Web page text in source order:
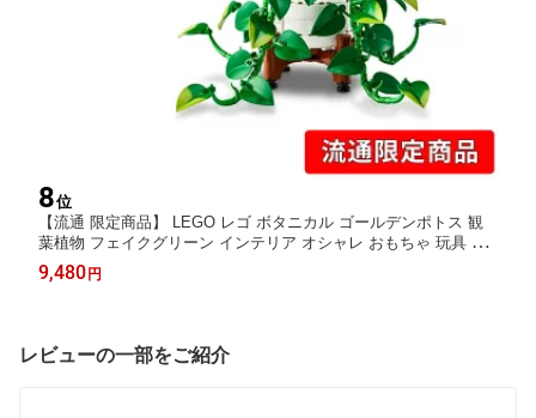
8位
【流通 限定商品】 LEGO レゴ ボタニカル ゴールデンポトス 観
葉植物 フェイクグリーン インテリア オシャレ おもちゃ 玩具 誕
生日 プレゼント ブロック 11512
9,480 円
レビューの一部をご紹介